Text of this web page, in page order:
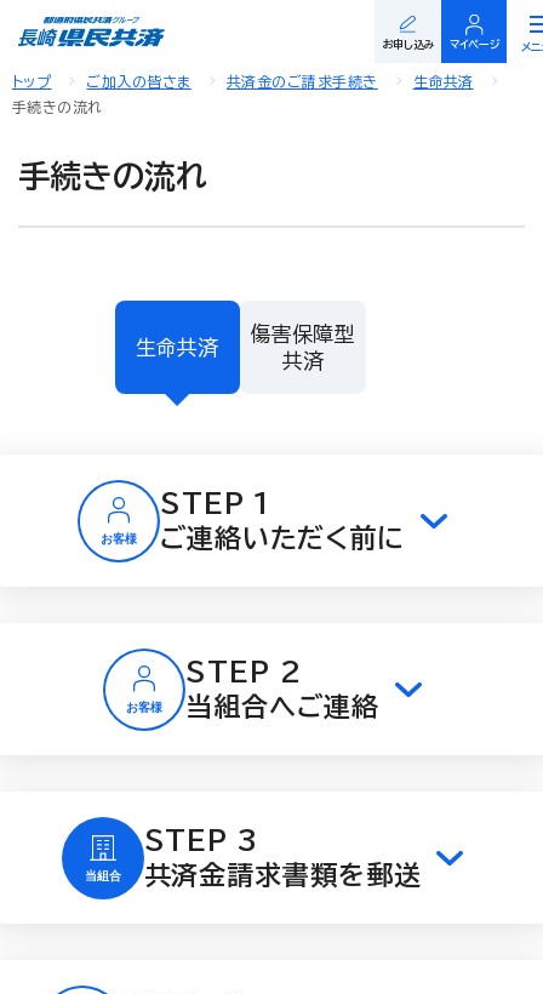
閉
メニ
お申し込み マイページ
トップ ご加入の皆さま 共済金のご請求手続き
生命共済
手続きの流れ
手続きの流れ
生命共済
傷害保障型
共済
STEP 1
ご連絡いただく前に
STEP 2
当組合へご連絡
STEP 3
共済金請求書類を郵送